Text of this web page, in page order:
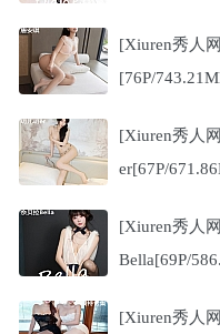
[Xiuren秀人
[76P/
[Xiuren秀人
er[67P/
[Xiuren秀人
Bella[69P/
[Xiuren秀人